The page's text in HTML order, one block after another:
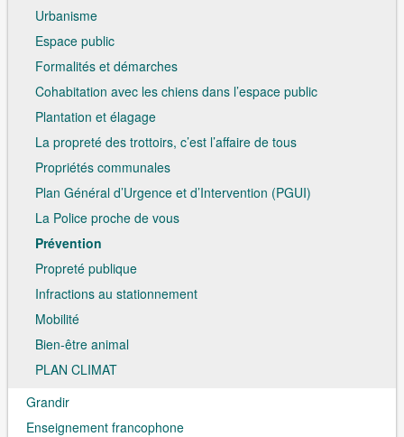
Urbanisme
Espace public
Formalités et démarches
Cohabitation avec les chiens dans l’espace public
Plantation et élagage
La propreté des trottoirs, c’est l’affaire de tous
Propriétés communales
Plan Général d’Urgence et d’Intervention (PGUI)
La Police proche de vous
Prévention
Propreté publique
Infractions au stationnement
Mobilité
Bien-être animal
PLAN CLIMAT
Grandir
Enseignement francophone